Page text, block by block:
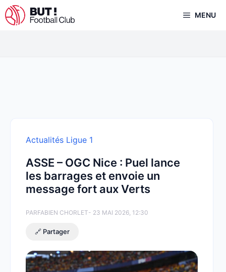
Aller
au
MENU
Actualités Ligue 1
ASSE – OGC Nice : Puel lance
les barrages et envoie un
message fort aux Verts
PARFABIEN CHORLET- 23 MAI 2026, 12:30
🔗 Partager